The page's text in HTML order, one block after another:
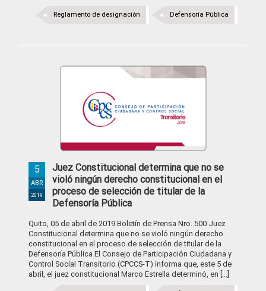
Defensoría Pública
Reglamento de designación
Juez Constitucional determina que no se
violó ningún derecho constitucional en el
proceso de selección de titular de la
Defensoría Pública
5
ABR
2019
Quito, 05 de abril de 2019 Boletín de Prensa Nro. 500 Juez
Constitucional determina que no se violó ningún derecho
constitucional en el proceso de selección de titular de la
Defensoría Pública El Consejo de Participación Ciudadana y
Control Social Transitorio (CPCCS-T) informa que, este 5 de
abril, el juez constitucional Marco Estrella determinó, en [...]